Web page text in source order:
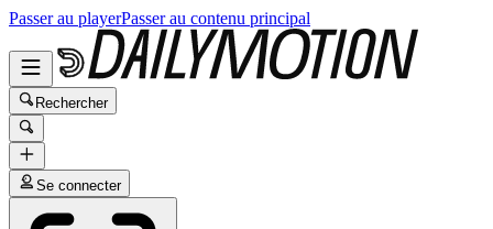
Passer au playerPasser au contenu principal
Rechercher
Se connecter